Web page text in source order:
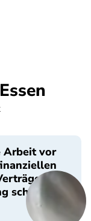
Arbeit vor
schützen